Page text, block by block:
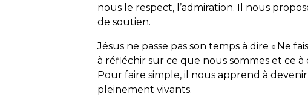
nous le respect, l’admiration. Il nous
de soutien.
Jésus ne passe pas son temps à dire « Ne
à réfléchir sur ce que nous sommes et ce
Pour faire simple, il nous apprend à
pleinement vivants.